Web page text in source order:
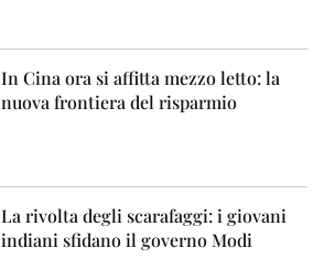
In Cina ora si affitta mezzo letto: la
nuova frontiera del risparmio
La rivolta degli scarafaggi: i giovani
indiani sfidano il governo Modi